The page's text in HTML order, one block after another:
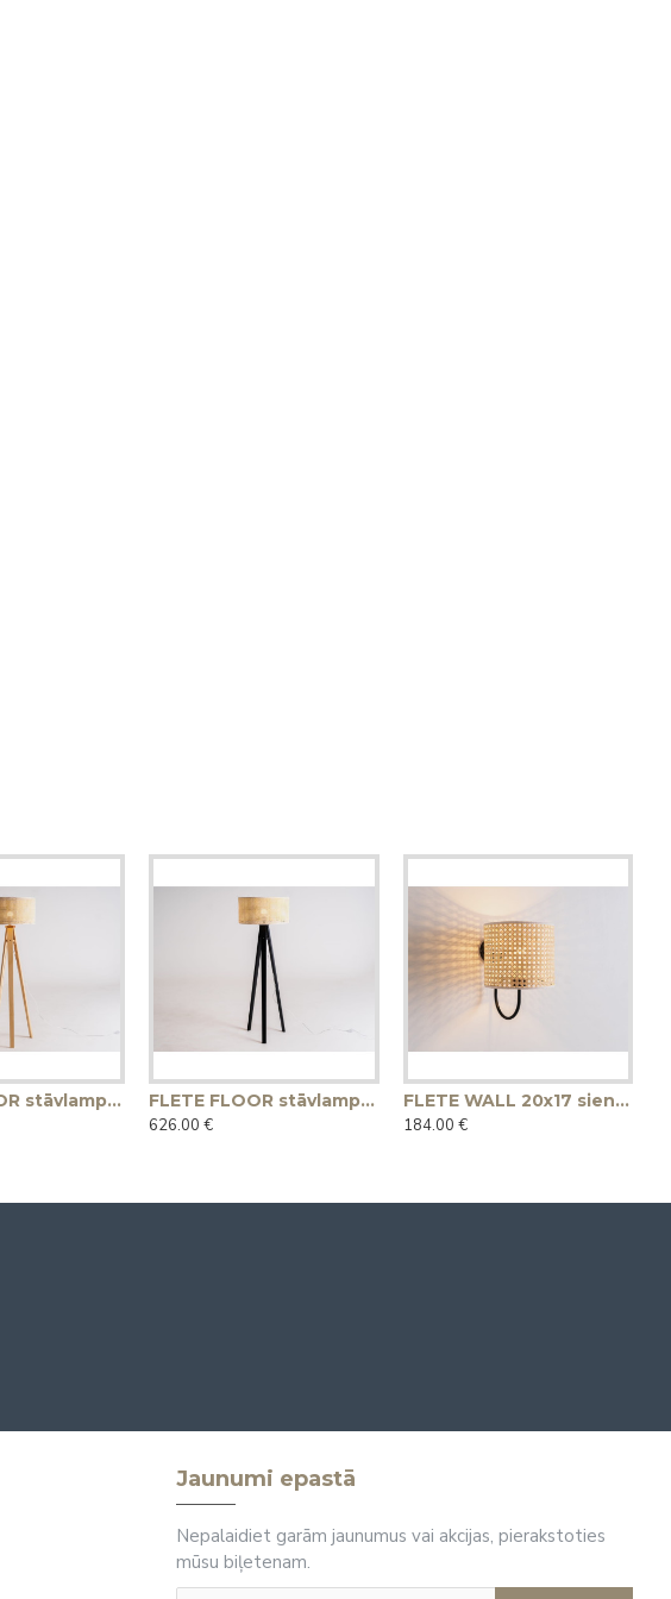
FLETE FLOOR stāvlampa 50x25 - dabiska
FLETE FLOOR stāvlampa 50x25 - melna
626.00 €
FLETE WALL 20x17 sienas lampa - melna
184.00 €
Jaunumi epastā
Nepalaidiet garām jaunumus vai akcijas, pierakstoties
mūsu biļetenam.